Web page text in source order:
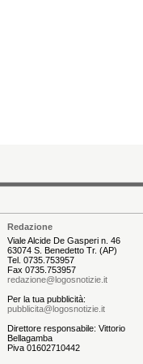
Redazione
Viale Alcide De Gasperi n. 46
63074 S. Benedetto Tr. (AP)
Tel. 0735.753957
Fax 0735.753957
redazione@logosnotizie.it
Per la tua pubblicità:
pubblicita@logosnotizie.it
Direttore responsabile: Vittorio
Bellagamba
Piva 01602710442